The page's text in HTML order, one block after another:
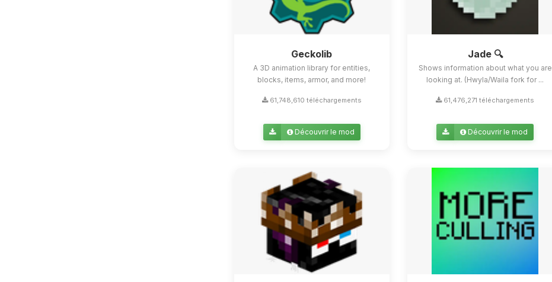
Geckolib
A 3D animation library for entities,
blocks, items, armor, and more!
61,748,610 téléchargements
Découvrir le mod
Jade 🔍
Shows information about what you are
looking at. (Hwyla/Waila fork for ...
61,476,271 téléchargements
Découvrir le mod